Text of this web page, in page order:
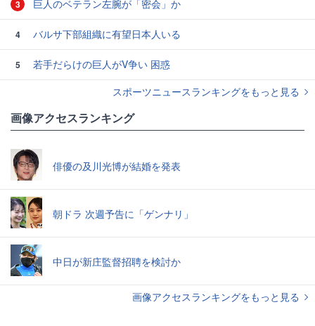
3 巨人のベテラン左腕が「密会」か
4 バルサ下部組織に有望日本人いる
5
若手だらけの巨人がV争い 困惑
スポーツニュースランキングをもっと見る
画像アクセスランキング
俳優の及川光博が結婚を発表
朝ドラ 次週予告に「ゲンナリ」
中日が新庄監督招聘を検討か
画像アクセスランキングをもっと見る